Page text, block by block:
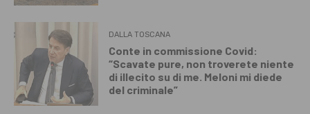
DALLA TOSCANA
Conte in commissione Covid:
“Scavate pure, non troverete niente
di illecito su di me. Meloni mi diede
del criminale”